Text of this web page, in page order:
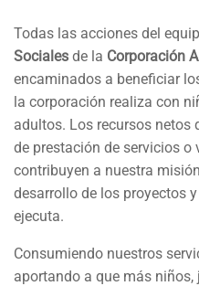
Todas las acciones del
Sociales de la Corporación
encaminados a beneficiar
la corporación realiza con
adultos. Los recursos netos
de prestación de servicios o
contribuyen a nuestra
desarrollo de los proyectos
ejecuta.
Consumiendo nuestros
aportando a que más niños,